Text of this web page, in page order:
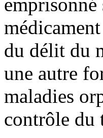
du délit du
une autre
maladies
contrôle du